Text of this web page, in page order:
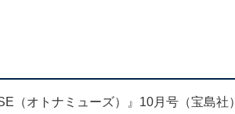
（オトナミューズ）』10月号（宝島社）